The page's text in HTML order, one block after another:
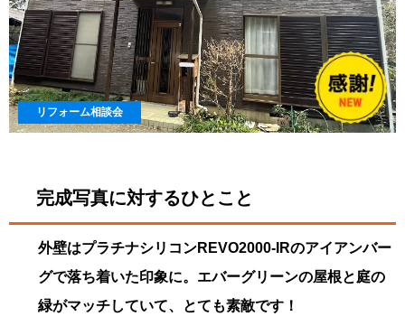
リフォーム相談会
完成写真に対するひとこと
外壁はプラチナシリコンREVO2000-IRのアイアンバー
グで落ち着いた印象に。エバーグリーンの屋根と庭の
緑がマッチしていて、とても素敵です！